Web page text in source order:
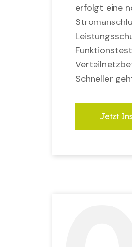
erfolgt eine
Schneller
Jetzt